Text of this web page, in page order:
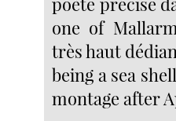
one of
très haut
being a sea
montage after